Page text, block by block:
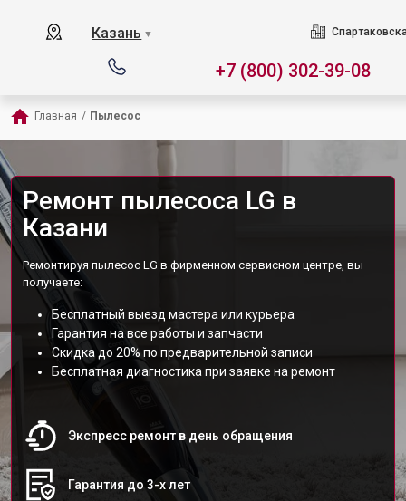
Казань ▼
+7 (800) 302-39-08
Главная / Пылесос
Ремонт пылесоса LG в
Казани
Ремонтируя пылесос LG в фирменном сервисном центре, вы
получаете:
Бесплатный выезд мастера или курьера
Гарантия на все работы и запчасти
Скидка до 20% по предварительной записи
Бесплатная диагностика при заявке на ремонт
Экспресс ремонт в день обращения
Гарантия до 3-х лет